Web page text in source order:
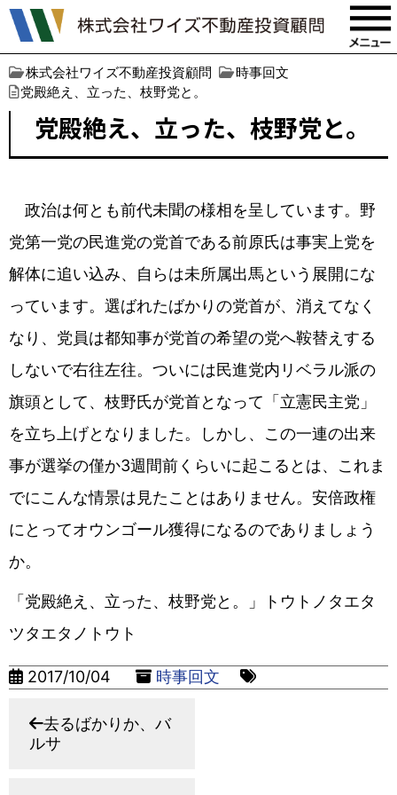
株式会社ワイズ不動産投資顧問
時事回文
党殿絶え、立った、枝野党と。
党殿絶え、立った、枝野党と。
政治は何とも前代未聞の様相を呈しています。野
党第一党の民進党の党首である前原氏は事実上党を
解体に追い込み、自らは未所属出馬という展開にな
っています。選ばれたばかりの党首が、消えてなく
なり、党員は都知事が党首の希望の党へ鞍替えする
しないで右往左往。ついには民進党内リベラル派の
旗頭として、枝野氏が党首となって「立憲民主党」
を立ち上げとなりました。しかし、この一連の出来
事が選挙の僅か3週間前くらいに起こるとは、これま
でにこんな情景は見たことはありません。安倍政権
にとってオウンゴール獲得になるのでありましょう
か。
「党殿絶え、立った、枝野党と。」トウトノタエタ
ツタエタノトウト
2017/10/04 時事回文
去るばかりか、バ
ルサ